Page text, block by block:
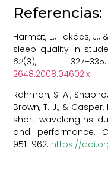
Referencias:
Harmat, L., Takács,
sleep quality in
62(3),
2648.2008.04602.x
Rahman, S. A.,
Brown, T. J., &
short wavelengths
and performance.
951–962. https://